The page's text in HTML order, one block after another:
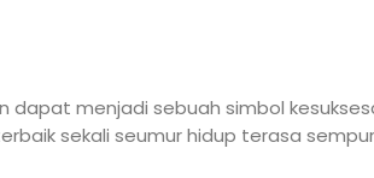
menjadi sebuah simbol
sekali seumur hidup terasa